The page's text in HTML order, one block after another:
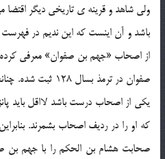
ولی شاهد و قرینه ی تاریخی دیگر
باشد و آن اینست که این ندیم در
از اصحاب «جهم بن صفوان» معرفی
صفوان در ترمذ بسال
یکی از اصحاب درست باشد لااقل باید
که او را در ردیف اصحاب بشمرند.
صحابت هشام بن الحکم را با جهم